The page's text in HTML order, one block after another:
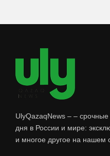
UlyQazaqNews – –
дня в России и мире:
и многое другое на нашем